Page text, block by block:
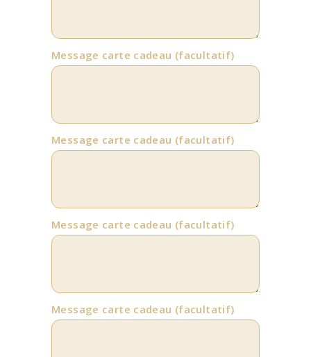
Message carte cadeau (facultatif)
Message carte cadeau (facultatif)
Message carte cadeau (facultatif)
Message carte cadeau (facultatif)